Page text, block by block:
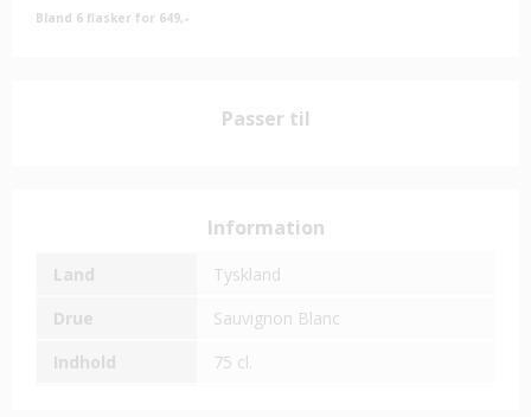
Bland 6 flasker for 649,-
Passer til
Information
Land
Tyskland
Drue
Sauvignon Blanc
Indhold
75 cl.